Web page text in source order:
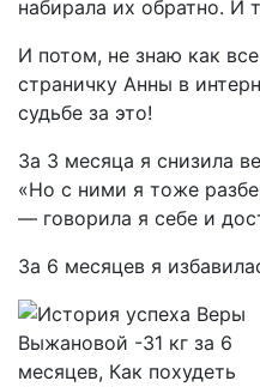
набирала их обратно. И
И потом, не знаю как
страничку Анны в
судьбе за это!
За 3 месяца я снизила
«Но с ними я тоже
— говорила я себе и
За 6 месяцев я